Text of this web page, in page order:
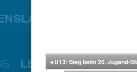
◂U13: Sieg beim 20. Jugend-